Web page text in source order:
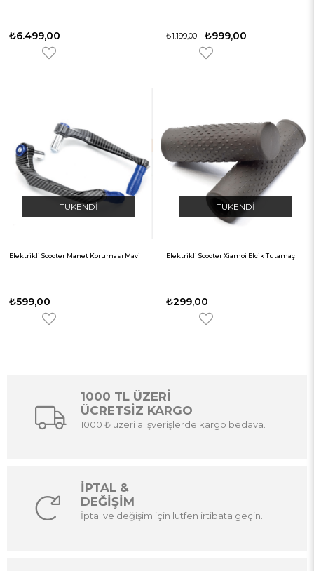
₺6.499,00 ₺999,00
₺1.199,00
TÜKENDI
Elektrikli Scooter Manet Koruması Mavi
₺599,00
TÜKENDI
Elektrikli Scooter Xiamoi Elcik Tutamaç
₺299,00
1000 TL ÜZERİ
ÜCRETSİZ KARGO
1000 ₺ üzeri alışverişlerde kargo bedava.
İPTAL &
DEĞİŞİM
İptal ve değişim için lütfen irtibata geçin.